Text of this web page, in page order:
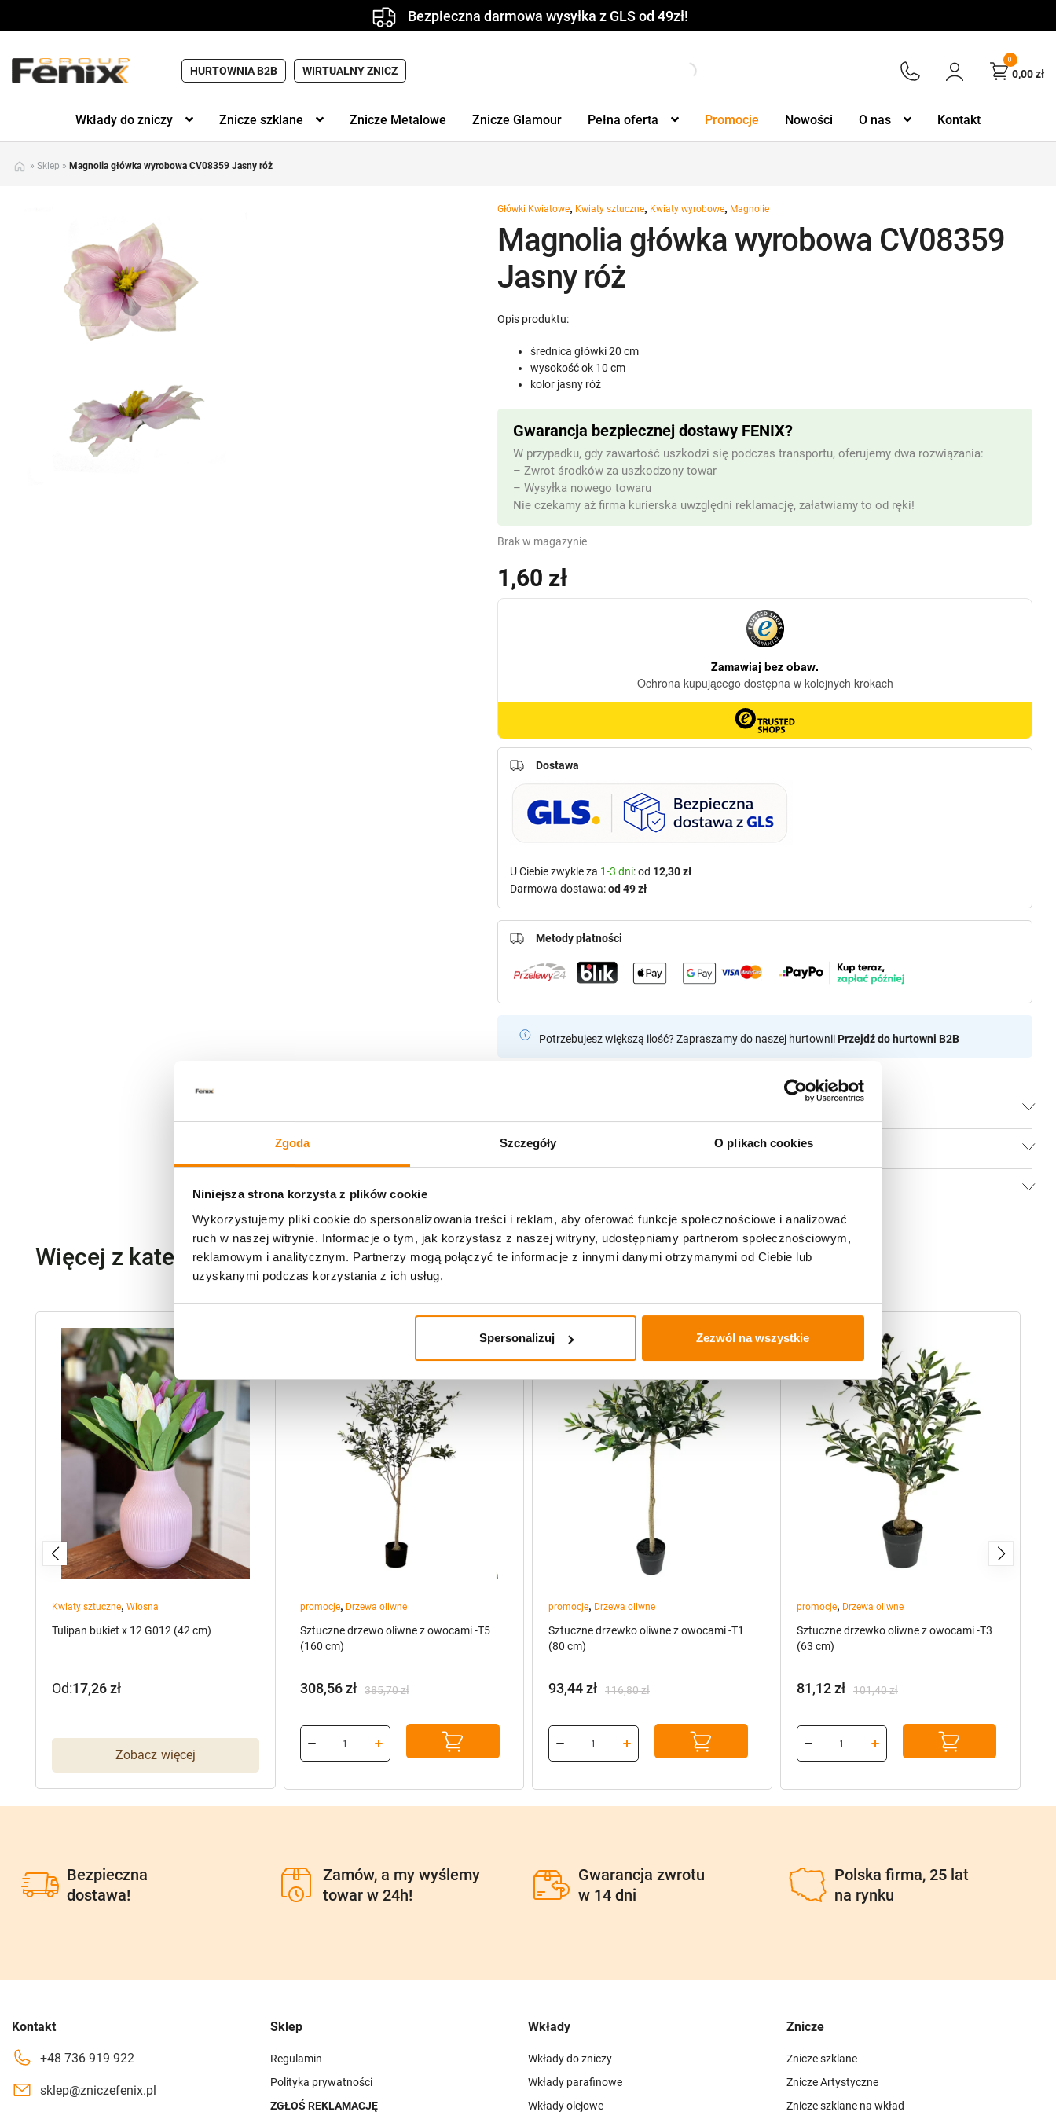
Zgoda Szczegóły O plikach cookies
Niniejsza strona korzysta z plików cookie
Wykorzystujemy pliki cookie do spersonalizowania treści i reklam, aby oferować funkcje społecznościowe i analizować
ruch w naszej witrynie. Informacje o tym, jak korzystasz z naszej witryny, udostępniamy partnerom społecznościowym,
reklamowym i analitycznym. Partnerzy mogą połączyć te informacje z innymi danymi otrzymanymi od Ciebie lub
uzyskanymi podczas korzystania z ich usług.
Spersonalizuj Zezwól na wszystkie
Bezpieczna darmowa wysyłka z GLS od 49zł!
HURTOWNIA B2B WIRTUALNY ZNICZ
0
0,00zł
Wkłady do zniczy Znicze szklane Znicze Metalowe Znicze Glamour Pełna oferta Promocje Nowości O nas Kontakt
» Sklep » Magnolia główka wyrobowa CV08359 Jasny róż
Główki Kwiatowe, Kwiaty sztuczne, Kwiaty wyrobowe, Magnolie
Magnolia główka wyrobowa CV08359
Jasny róż
1,60 zł
Opis produktu:
średnica główki 20 cm
wysokość ok 10 cm
kolor jasny róż
Brak w magazynie
Gwarancja bezpiecznej dostawy FENIX?
W przypadku, gdy zawartość uszkodzi się podczas transportu, oferujemy dwa rozwiązania:
– Zwrot środków za uszkodzony towar
– Wysyłka nowego towaru
Nie czekamy aż firma kurierska uwzględni reklamację, załatwiamy to od ręki!
Potrzebujesz większą ilość? Zapraszamy do naszej hurtowniiPrzejdź do hurtowni B2B
Dostawa
U Ciebie zwykle za 1-3 dni: od 12,30 zł
Darmowa dostawa:od 49 zł
Metody płatności
Specyfikacja
Więcej z kategorii Kwiaty sztuczne
Kwiaty sztuczne, Wiosna
Tulipan bukiet x 12 G012 (42 cm)
Zobacz więcej
Od:17,26zł
promocje, Drzewa oliwne
Sztuczne drzewo oliwne z owocami -T5
(160 cm)
385,70zł
cena
wynosiła:
385,70 zł.
308,56zł
cena
wynosi:
308,56 zł.
promocje, Drzewa oliwne
Sztuczne drzewko oliwne z owocami -T1
(80 cm)
116,80zł
cena
wynosiła:
116,80 zł.
93,44zł
cena
wynosi:
93,44 zł.
promocje, Drzewa oliwne
Sztuczne drzewko oliwne z owocami -T3
(63 cm)
101,40zł
cena
wynosiła:
101,40 zł.
81,12zł
cena
wynosi:
81,12 zł.
Bezpieczna
dostawa!
Zamów, a my wyślemy
towar w 24h!
Gwarancja zwrotu
w 14 dni
Polska firma, 25 lat
na rynku
Kontakt
+48 736 919 922
sklep@zniczefenix.pl
Sklep
Regulamin
Polityka prywatności
ZGŁOŚ REKLAMACJĘ
Wkłady
Wkłady do zniczy
Wkłady parafinowe
Wkłady olejowe
Znicze
Znicze szklane
Znicze Artystyczne
Znicze szklane na wkład